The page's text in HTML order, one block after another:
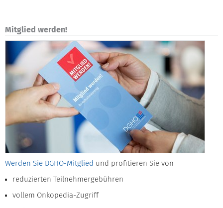
Mitglied werden!
Werden Sie DGHO-Mitglied und profitieren Sie von
reduzierten Teilnehmergebühren
vollem Onkopedia-Zugriff